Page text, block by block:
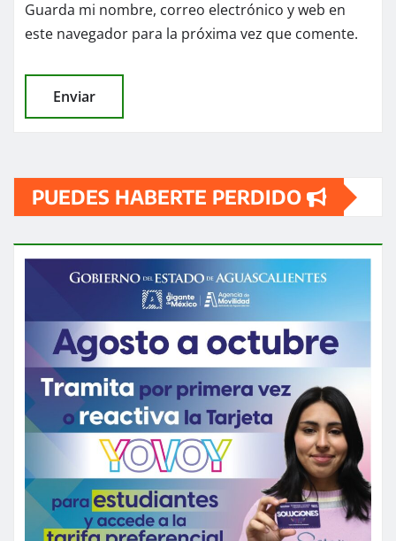
Guarda mi nombre, correo electrónico y web en
este navegador para la próxima vez que comente.
PUEDES HABERTE PERDIDO